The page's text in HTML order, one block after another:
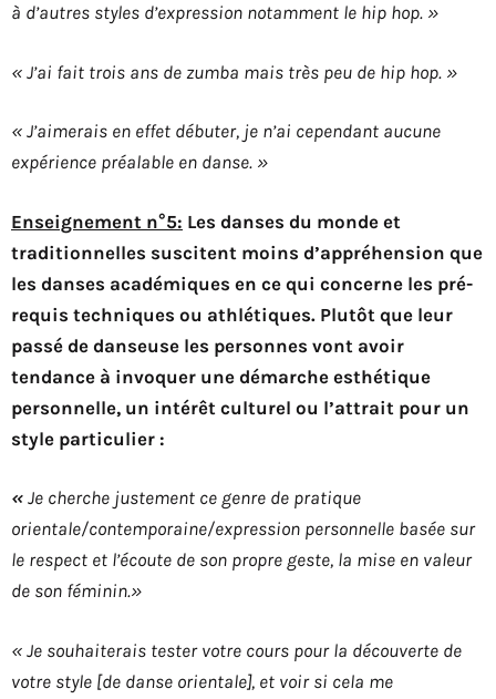
à d’autres styles d’expression notamment le hip hop. »
« J’ai fait trois ans de zumba mais très peu de hip hop. »
« J’aimerais en effet débuter, je n’ai cependant aucune
expérience préalable en danse. »
Enseignement n°5: Les danses du monde et
traditionnelles suscitent moins d’appréhension que
les danses académiques en ce qui concerne les pré-
requis techniques ou athlétiques. Plutôt que leur
passé de danseuse les personnes vont avoir
tendance à invoquer une démarche esthétique
personnelle, un intérêt culturel ou l’attrait pour un
style particulier :
« Je cherche justement ce genre de pratique
orientale/contemporaine/expression personnelle basée sur
le respect et l’écoute de son propre geste, la mise en valeur
de son féminin.»
« Je souhaiterais tester votre cours pour la découverte de
votre style [de danse orientale], et voir si cela me